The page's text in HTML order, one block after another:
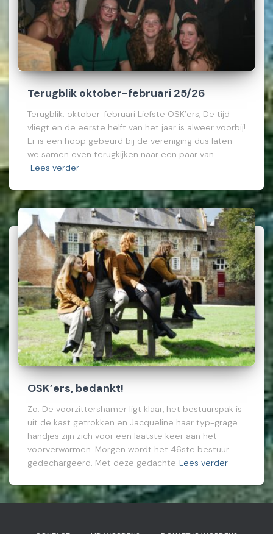
Terugblik oktober-februari 25/26
Terugblik: oktober-februari Liefste OSK’ers, De tijd
vliegt en de eerste helft van het jaar is alweer voorbij!
Er is een hoop gebeurd bij de vereniging dus laten
we samen even terugkijken naar een paar van
Lees verder
OSK’ers, bedankt!
Zo. De voorzittershamer ligt klaar, het bestuurspak is
uit de kast getrokken en Jacqueline haar typ-grage
handjes zijn zich voor een laatste keer aan het
voorverwarmen. Morgen wordt het 46ste bestuur
gedechargeerd. Met deze gedachte Lees verder